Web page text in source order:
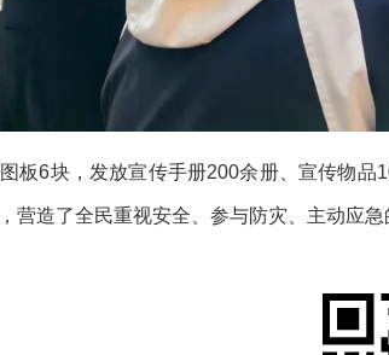
板6块，发放宣传手册200余册、宣传物
营造了全民重视安全、参与防灾、主动应